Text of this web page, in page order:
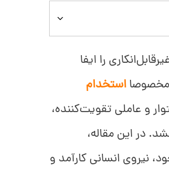
را ایفا
مخصوصا استخدام
و عاملی تقویت‌کننده،
در این مقاله،
نیروی انسانی کارآمد و